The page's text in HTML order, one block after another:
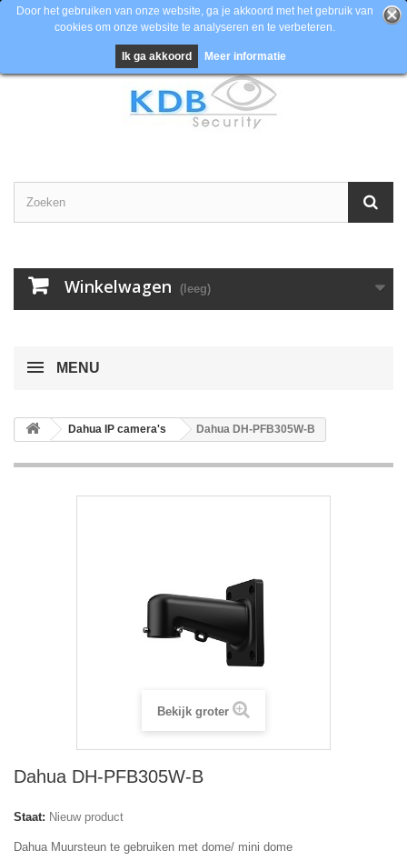
Contacteer ons
Winkelwagen (leeg)
Door het gebruiken van onze website, ga je akkoord met het gebruik van
cookies om onze website te analyseren en te verbeteren.
Ik ga akkoord Meer informatie
MENU
Dahua IP camera's Dahua DH-PFB305W-B
Bekijk groter
Dahua DH-PFB305W-B
Staat: Nieuw product
Dahua Muursteun te gebruiken met dome/ mini dome